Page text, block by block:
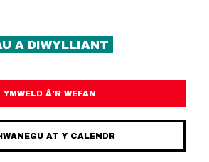
A DIWYLLIANT
YMWELD Â’R WEFAN
AT Y CALENDR